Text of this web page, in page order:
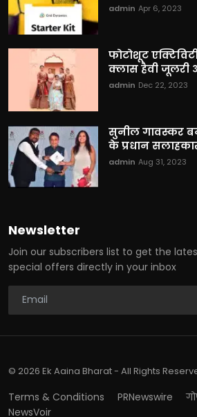
admin Apr 6, 2023
फोटोशूट
क्लास हैवी जूलरी
admin Dec 22, 2023
सुनील गावस्कर
के प्रधान
admin Aug 31, 2023
Newsletter
Join our subscribers list to get the
special offers directly in your inbox
© 2026 Ek Aaina Bharat - All Rights
Terms & Conditions PRNewswire
NewsVoir